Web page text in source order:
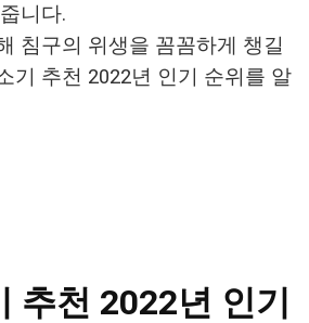
니다.
침구의 위생을 꼼꼼하게 챙길
기 추천 2022년 인기 순위를 알
추천 2022년 인기